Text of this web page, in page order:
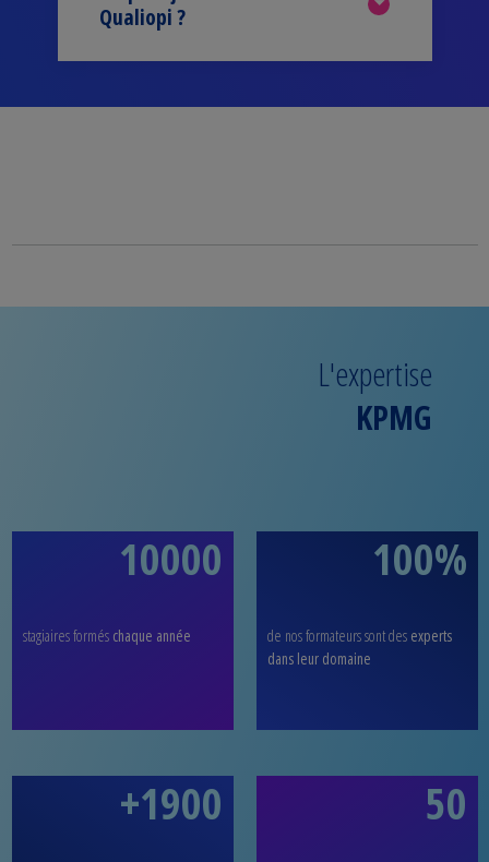
Qualiopi ?
L'expertise
KPMG
10000
stagiaires formés chaque année
100%
de nos formateurs sont des experts
dans leur domaine
+1900 50